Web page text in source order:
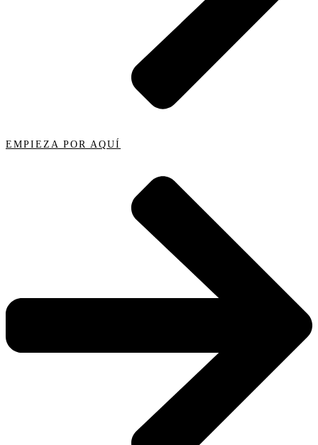
EMPIEZA POR AQUÍ